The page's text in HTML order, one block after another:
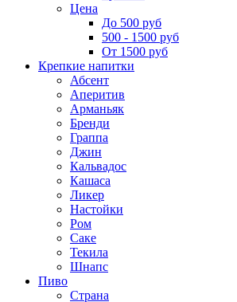
Цена
До 500 руб
500 - 1500 руб
От 1500 руб
Крепкие напитки
Абсент
Аперитив
Арманьяк
Бренди
Граппа
Джин
Кальвадос
Кашаса
Ликер
Настойки
Ром
Саке
Текила
Шнапс
Пиво
Страна